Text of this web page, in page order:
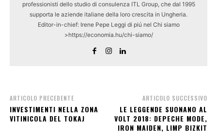
professionisti dello studio di consulenza ITL Group, che dal 1995
supporta le aziende italiane della loro crescita in Ungheria.
Editor-in-chief: Irene Pepe Leggi di piú nel Chi siamo
>https://economia.hu/chi-siamo/
ARTICOLO PRECEDENTE
INVESTIMENTI NELLA ZONA
VITINICOLA DEL TOKAJ
ARTICOLO SUCCESSIVO
LE LEGGENDE SUONANO AL
VOLT 2018: DEPECHE MODE,
IRON MAIDEN, LIMP BIZKIT